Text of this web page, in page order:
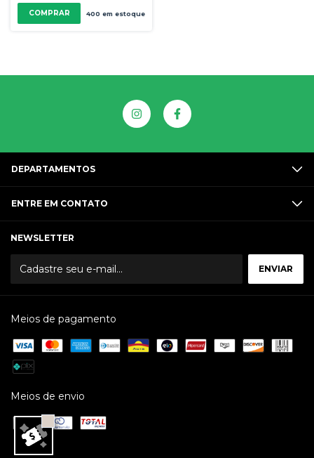
COMPRAR 400 em estoque
DEPARTAMENTOS
ENTRE EM CONTATO
NEWSLETTER
Meios de pagamento
Meios de envio